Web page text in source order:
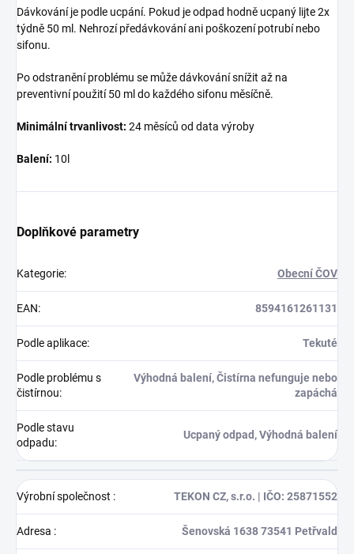
Dávkování je podle ucpání. Pokud je odpad hodně ucpaný lijte 2x
týdně 50 ml. Nehrozí předávkování ani poškození potrubí nebo
sifonu.
Po odstranění problému se může dávkování snížit až na
preventivní použití 50 ml do každého sifonu měsíčně.
Minimální trvanlivost: 24 měsíců od data výroby
Balení: 10l
Doplňkové parametry
Kategorie: Obecní ČOV
EAN: 8594161261131
Podle aplikace: Tekuté
Podle problému s
čistírnou:
Výhodná balení, Čistírna nefunguje nebo
zapáchá
Podle stavu
odpadu:
Ucpaný odpad, Výhodná balení
Výrobní společnost : TEKON CZ, s.r.o. | IČO: 25871552
Adresa : Šenovská 1638 73541 Petřvald